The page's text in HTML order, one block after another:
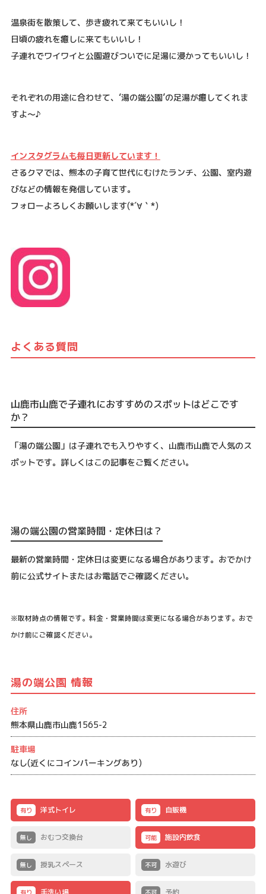
温泉街を散策して、歩き疲れて来てもいいし！
日頃の疲れを癒しに来てもいいし！
子連れでワイワイと公園遊びついでに足湯に浸かってもいいし！
それぞれの用途に合わせて、‘湯の端公園’の足湯が癒してくれま
すよ～♪
インスタグラムも毎日更新しています！
さるクマでは、熊本の子育て世代にむけたランチ、公園、室内遊
びなどの情報を発信しています。
フォローよろしくお願いします(*´∀｀ *)
よくある質問
山鹿市山鹿で子連れにおすすめのスポットはどこです
か？
「湯の端公園」は子連れでも入りやすく、山鹿市山鹿で人気のス
ポットです。詳しくはこの記事をご覧ください。
湯の端公園の営業時間・定休日は？
最新の営業時間・定休日は変更になる場合があります。おでかけ
前に公式サイトまたはお電話でご確認ください。
※取材時点の情報です。料金・営業時間は変更になる場合があります。おで
かけ前にご確認ください。
湯の端公園 情報
住所
熊本県山鹿市山鹿1565-2
駐車場
なし(近くにコインパーキングあり)
有り 洋式トイレ 有り 自販機
無し おむつ交換台 可能 施設内飲食
無し 授乳スペース 不可 水遊び
有り 不可